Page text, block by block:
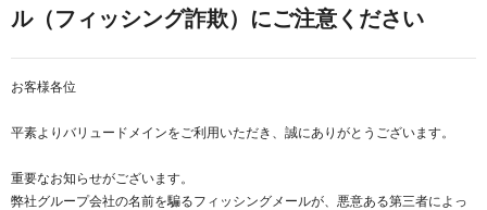
.jpドメインオークション
gTLDオークション
人気ドメインの種類
紹介制度
バリュードメインAPI
ドメイン・ホスティングOEM
マニュアル ライブチャット
お問い合わせ
ル（フィッシング詐欺）にご注意ください
お客様各位
平素よりバリュードメインをご利用いただき、誠にありがとうございます。
重要なお知らせがございます。
弊社グループ会社の名前を騙るフィッシングメールが、悪意ある第三者によっ